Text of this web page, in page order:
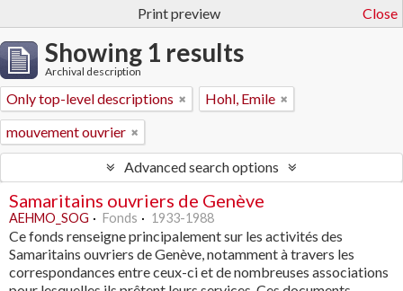
Print preview Close
Showing 1 results
Archival description
Only top-level descriptions
Hohl, Emile
mouvement ouvrier
Advanced search options
Samaritains ouvriers de Genève
AEHMO_SOG Fonds 1933-1988
Ce fonds renseigne principalement sur les activités des
Samaritains ouvriers de Genève, notamment à travers les
correspondances entre ceux-ci et de nombreuses associations